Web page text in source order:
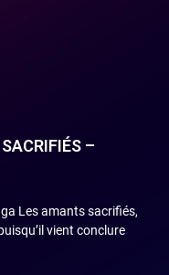
–
Les amants sacrifiés,
vient conclure